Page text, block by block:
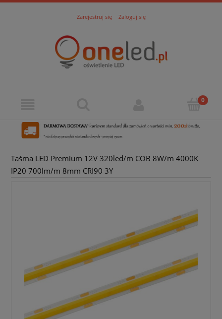
Zarejestruj się Zaloguj się
Taśma LED Premium 12V 320led/m COB 8W/m 4000K
IP20 700lm/m 8mm CRI90 3Y